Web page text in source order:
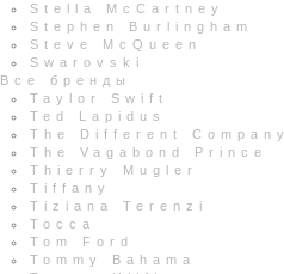
Stella McCartney
Stephen Burlingham
Steve McQueen
Swarovski
Все бренды
Taylor Swift
Ted Lapidus
The Different Company
The Vagabond Prince
Thierry Mugler
Tiffany
Tiziana Terenzi
Tocca
Tom Ford
Tommy Bahama